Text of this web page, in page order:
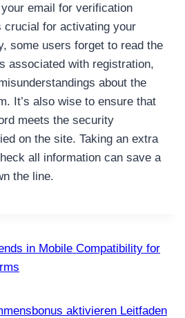
email for verification
for activating your
some users forget to read the
associated with registration,
about the
It’s also wise to ensure that
meets the security
on the site. Taking an extra
all information can save a
the line.
in Mobile Compatibility for
aktivieren Leitfaden